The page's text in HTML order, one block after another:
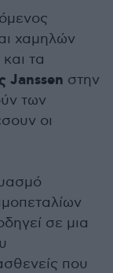
χαμηλών
και τα
Janssen στην
των
οι
σε μια
που